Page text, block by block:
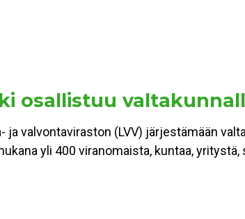
osallistuu
ja valvontaviraston (LVV) järjestämään
yli 400 viranomaista, kuntaa,